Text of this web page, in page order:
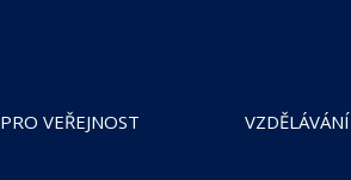
PRO VEŘEJNOST VZDĚLÁVÁNÍ